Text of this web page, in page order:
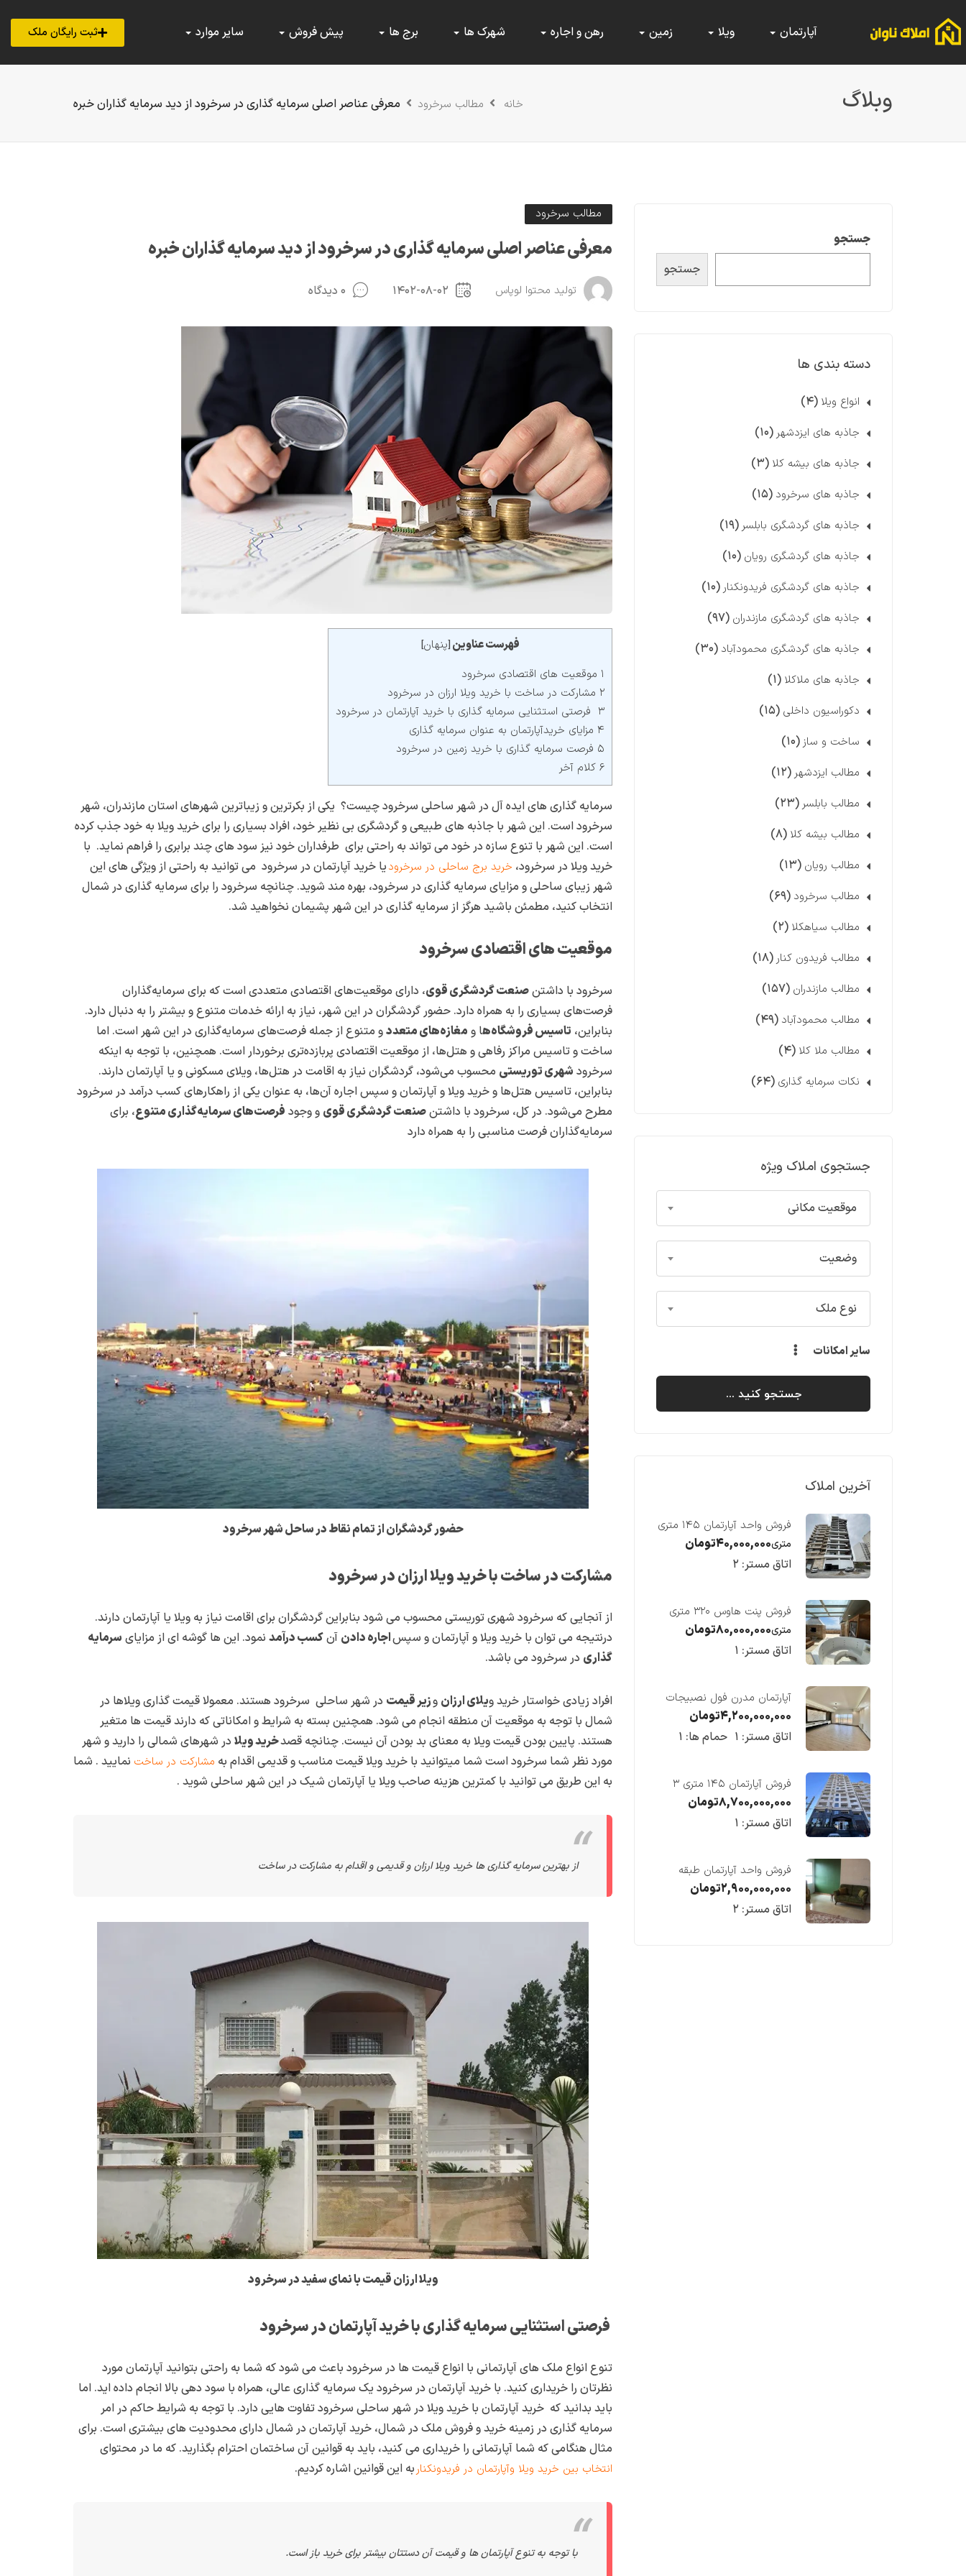
آپارتمان ویلا زمین رهن و اجاره شهرک ها برج ها پیش فروش سایر موارد ثبت رایگان ملک
وبلاگ خانه مطالب سرخرود معرفی عناصر اصلی سرمایه گذاری در سرخرود از دید سرمایه گذاران خبره
جستجو
جستجو
دسته بندی ها
انواع ویلا (۴)
جاذبه های ایزدشهر (۱۰)
جاذبه های بیشه کلا (۳)
جاذبه های سرخرود (۱۵)
جاذبه های گردشگری بابلسر (۱۹)
جاذبه های گردشگری رویان (۱۰)
جاذبه های گردشگری فریدونکنار (۱۰)
جاذبه های گردشگری مازندران (۹۷)
جاذبه های گردشگری محمودآباد (۳۰)
جاذبه های ملاکلا (۱)
دکوراسیون داخلی (۱۵)
ساخت و ساز (۱۰)
مطالب ایزدشهر (۱۲)
مطالب بابلسر (۲۳)
مطالب بیشه کلا (۸)
مطالب رویان (۱۳)
مطالب سرخرود (۶۹)
مطالب سیاهکلا (۲)
مطالب فریدون کنار (۱۸)
مطالب مازندران (۱۵۷)
مطالب محمودآباد (۴۹)
مطالب ملا کلا (۴)
نکات سرمایه گذاری (۶۴)
جستجوی املاک ویژه
موقعیت مکانی
وضعیت
نوع ملک
سایر امکانات
جستجو کنید ...
آخرین املاک
فروش واحد آپارتمان ۱۴۵ متری
با ویو رو به دریا در فریدونکنار
متری۴۰,۰۰۰,۰۰۰تومان
اتاق مستر: ۲
فروش پنت هاوس ۳۲۰ متری
لوکس در طبقه چهاردهم
فریدونکنار
متری۸۰,۰۰۰,۰۰۰تومان
اتاق مستر: ۱
آپارتمان مدرن فول نصبیجات
ساحلی/فریدونکنار
۴,۲۰۰,۰۰۰,۰۰۰تومان
اتاق مستر: ۱ حمام ها: ۱
فروش آپارتمان ۱۴۵ متری ۳
خوابه در فریدونکنار
۸,۷۰۰,۰۰۰,۰۰۰تومان
اتاق مستر: ۱
فروش واحد آپارتمان طبقه
چهارم در فریدونکنار
۲,۹۰۰,۰۰۰,۰۰۰تومان
اتاق مستر: ۲
مطالب سرخرود
معرفی عناصر اصلی سرمایه گذاری در سرخرود از دید سرمایه گذاران خبره
تولید محتوا لوپاس ۱۴۰۲-۰۸-۰۲ ۰ دیدگاه
فهرست عناوین [پنهان]
۱ موقعیت های اقتصادی سرخرود
۲ مشارکت در ساخت با خرید ویلا ارزان در سرخرود
۳ فرصتی استثنایی سرمایه گذاری با خرید آپارتمان در سرخرود
۴ مزایای خریدآپارتمان به عنوان سرمایه گذاری
۵ فرصت سرمایه گذاری با خرید زمین در سرخرود
۶ کلام آخر
سرمایه گذاری های ایده آل در شهر ساحلی سرخرود چیست؟ یکی از بکرترین و زیباترین شهرهای استان مازندران، شهر
سرخرود است. این شهر با جاذبه های طبیعی و گردشگری بی نظیر خود، افراد بسیاری را برای خرید ویلا به خود جذب کرده
است. این شهر با تنوع سازه در خود می تواند به راحتی برای طرفداران خود نیز سود های چند برابری را فراهم نماید. با
خرید ویلا در سرخرود، خرید برج ساحلی در سرخرودیا خرید آپارتمان در سرخرود می توانید به راحتی از ویژگی های این
شهر زیبای ساحلی و مزایای سرمایه گذاری در سرخرود، بهره مند شوید. چنانچه سرخرود را برای سرمایه گذاری در شمال
انتخاب کنید، مطمئن باشید هرگز از سرمایه گذاری در این شهر پشیمان نخواهید شد.
موقعیت های اقتصادی سرخرود
سرخرود با داشتنصنعت گردشگری قوی، دارای موقعیت‌های اقتصادی متعددی است که برای سرمایه‌گذاران
فرصت‌های بسیاری را به همراه دارد. حضور گردشگران در این شهر، نیاز به ارائه خدمات متنوع و بیشتر را به دنبال دارد.
بنابراین، تاسیس فروشگاه‌ها و مغازه‌های متعددو متنوع از جمله فرصت‌های سرمایه‌گذاری در این شهر است. اما
ساخت و تاسیس مراکز رفاهی و هتل‌ها، از موقعیت اقتصادی پربازده‌تری برخوردار است. همچنین، با توجه به اینکه
سرخرود شهری توریستی محسوب می‌شود، گردشگران نیاز به اقامت در هتل‌ها، ویلای مسکونی و یا آپارتمان دارند.
بنابراین، تاسیس هتل‌ها و خرید ویلا و آپارتمان و سپس اجاره آن‌ها، به عنوان یکی از راهکارهای کسب درآمد در سرخرود
مطرح می‌شود. در کل، سرخرود با داشتنصنعت گردشگری قوی و وجود فرصت‌های سرمایه‌گذاری متنوع، برای
سرمایه‌گذاران فرصت مناسبی را به همراه دارد
حضور گردشگران از تمام نقاط در ساحل شهر سرخرود
مشارکت در ساخت با خرید ویلا ارزان در سرخرود
از آنجایی که سرخرود شهری توریستی محسوب می شود بنابراین گردشگران برای اقامت نیاز به ویلا یا آپارتمان دارند.
درنتیجه می توان با خرید ویلا و آپارتمان و سپساجاره دادن آنکسب درآمد نمود. این ها گوشه ای از مزایای سرمایه
گذاری در سرخرود می باشد.
افراد زیادی خواستار خرید ویلای ارزان وزیر قیمت در شهر ساحلی سرخرود هستند. معمولا قیمت گذاری ویلاها در
شمال با توجه به موقعیت آن منطقه انجام می شود. همچنین بسته به شرایط و امکاناتی که دارند قیمت ها متغیر
هستند. پایین بودن قیمت ویلا به معنای بد بودن آن نیست. چنانچه قصدخرید ویلا در شهرهای شمالی را دارید و شهر
مورد نظر شما سرخرود است شما میتوانید با خرید ویلا قیمت مناسب و قدیمی اقدام به مشارکت در ساخت نمایید . شما
به این طریق می توانید با کمترین هزینه صاحب ویلا یا آپارتمان شیک در این شهر ساحلی شوید .
از بهترین سرمایه گذاری ها خرید ویلا ارزان و قدیمی و اقدام به مشارکت در ساخت
ویلا ارزان قیمت با نمای سفید در سرخرود
فرصتی استثنایی سرمایه گذاری با خرید آپارتمان در سرخرود
تنوع انواع ملک های آپارتمانی با انواع قیمت ها در سرخرود باعث می شود که شما به راحتی بتوانید آپارتمان مورد
نظرتان را خریداری کنید. با خرید آپارتمان در سرخرود یک سرمایه گذاری عالی، همراه با سود دهی بالا انجام داده اید. اما
باید بدانید که خرید آپارتمان با خرید ویلا در شهر ساحلی سرخرود تفاوت هایی دارد. با توجه به شرایط حاکم در امر
سرمایه گذاری در زمینه خرید و فروش ملک در شمال، خرید آپارتمان در شمال دارای محدودیت های بیشتری است. برای
مثال هنگامی که شما آپارتمانی را خریداری می کنید، باید به قوانین آن ساختمان احترام بگذارید. که ما در محتوای
انتخاب بین خرید ویلا وآپارتمان در فریدونکنار به این قوانین اشاره کردیم.
با توجه به تنوع آپارتمان ها و قیمت آن دستتان بیشتر برای خرید باز است.